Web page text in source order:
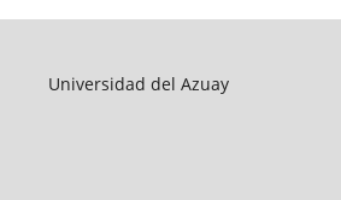
Universidad del Azuay